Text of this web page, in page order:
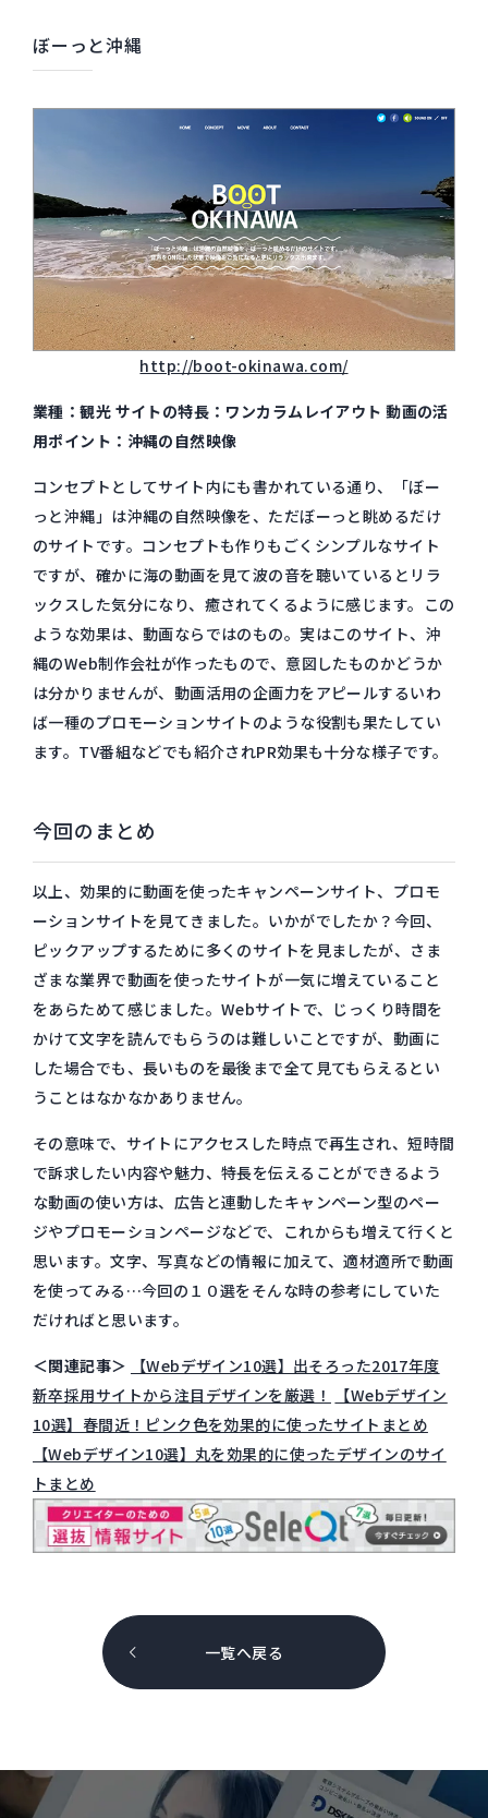
ぼーっと沖縄
http://boot-okinawa.com/
業種：観光 サイトの特長：ワンカラムレイアウト 動画の活
用ポイント：沖縄の自然映像
コンセプトとしてサイト内にも書かれている通り、「ぼー
っと沖縄」は沖縄の自然映像を、ただぼーっと眺めるだけ
のサイトです。コンセプトも作りもごくシンプルなサイト
ですが、確かに海の動画を見て波の音を聴いているとリラ
ックスした気分になり、癒されてくるように感じます。この
ような効果は、動画ならではのもの。実はこのサイト、沖
縄のWeb制作会社が作ったもので、意図したものかどうか
は分かりませんが、動画活用の企画力をアピールするいわ
ば一種のプロモーションサイトのような役割も果たしてい
ます。TV番組などでも紹介されPR効果も十分な様子です。
今回のまとめ
以上、効果的に動画を使ったキャンペーンサイト、プロモ
ーションサイトを見てきました。いかがでしたか？今回、
ピックアップするために多くのサイトを見ましたが、さま
ざまな業界で動画を使ったサイトが一気に増えていること
をあらためて感じました。Webサイトで、じっくり時間を
かけて文字を読んでもらうのは難しいことですが、動画に
した場合でも、長いものを最後まで全て見てもらえるとい
うことはなかなかありません。
その意味で、サイトにアクセスした時点で再生され、短時間
で訴求したい内容や魅力、特長を伝えることができるよう
な動画の使い方は、広告と連動したキャンペーン型のペー
ジやプロモーションページなどで、これからも増えて行くと
思います。文字、写真などの情報に加えて、適材適所で動画
を使ってみる…今回の１０選をそんな時の参考にしていた
だければと思います。
＜関連記事＞
【Webデザイン10選】出そろった2017年度
新卒採用サイトから注目デザインを厳選！
【Webデザイン
10選】春間近！ピンク色を効果的に使ったサイトまとめ
【Webデザイン10選】丸を効果的に使ったデザインのサイ
トまとめ
一覧へ戻る